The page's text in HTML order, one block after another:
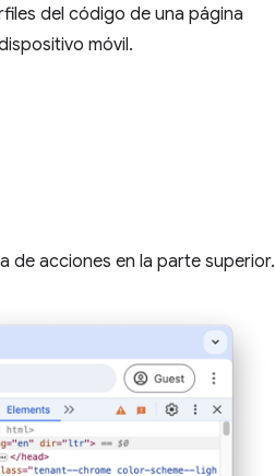
del código de una página
móvil.
de acciones en la parte superior.